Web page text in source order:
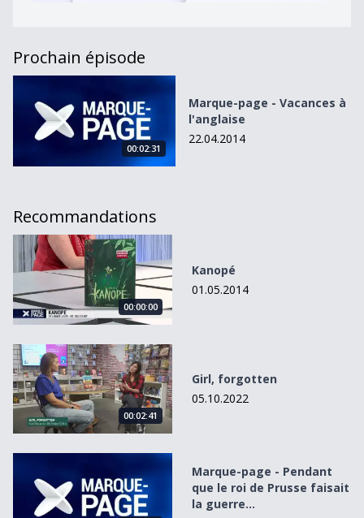
Prochain épisode
Marque-page - Vacances à l&#039;anglaise
00:02:31
Marque-page - Vacances à
l'anglaise
22.04.2014
Recommandations
Kanopé
00:00:00
Kanopé
01.05.2014
Girl, forgotten
00:02:41
Girl, forgotten
05.10.2022
Marque-page - Pendant que le roi de Prusse faisait la
Marque-page - Pendant
que le roi de Prusse faisait
la guerre...